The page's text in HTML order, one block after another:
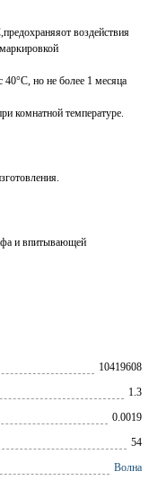
воздействия
40°С, но не более 1 месяца
комнатной температуре.
и впитывающей
10419608
1.3
0.0019
54
Волна